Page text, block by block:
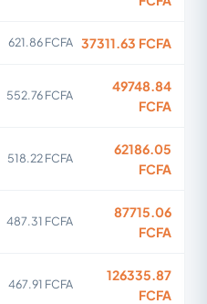
621.86 FCFA 37311.63 FCFA
552.76 FCFA
49748.84
FCFA
518.22 FCFA
62186.05
FCFA
487.31 FCFA
87715.06
FCFA
467.91 FCFA
126335.87
FCFA